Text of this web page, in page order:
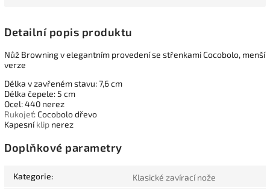
Detailní popis produktu
Nůž Browning v elegantním provedení se střenkami Cocobolo, menší
verze
Délka v zavřeném stavu: 7,6 cm
Délka čepele: 5 cm
Ocel: 440 nerez
Rukojeť: Cocobolo dřevo
Kapesníklip nerez
Doplňkové parametry
Kategorie: Klasické zavírací nože